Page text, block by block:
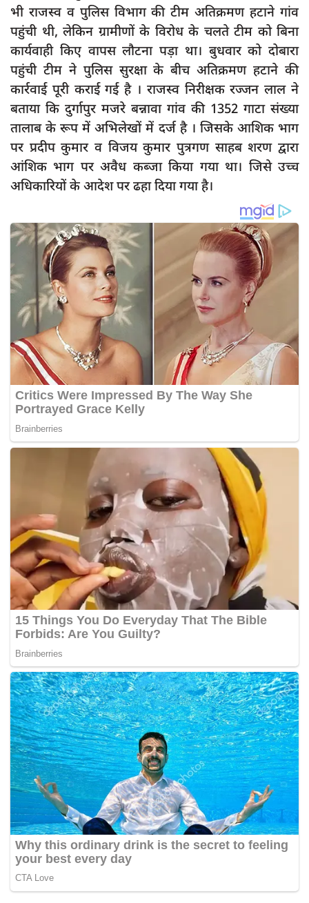
भी राजस्व व पुलिस विभाग की टीम अतिक्रमण हटाने गांव
पहुंची थी, लेकिन ग्रामीणों के विरोध के चलते टीम को बिना
कार्यवाही किए वापस लौटना पड़ा था। बुधवार को दोबारा
पहुंची टीम ने पुलिस सुरक्षा के बीच अतिक्रमण हटाने की
कार्रवाई पूरी कराई गई है । राजस्व निरीक्षक रज्जन लाल ने
बताया कि दुर्गापुर मजरे बन्नावा गांव की 1352 गाटा संख्या
तालाब के रूप में अभिलेखों में दर्ज है । जिसके आशिक भाग
पर प्रदीप कुमार व विजय कुमार पुत्रगण साहब शरण द्वारा
आंशिक भाग पर अवैध कब्जा किया गया था। जिसे उच्च
अधिकारियों के आदेश पर ढहा दिया गया है।